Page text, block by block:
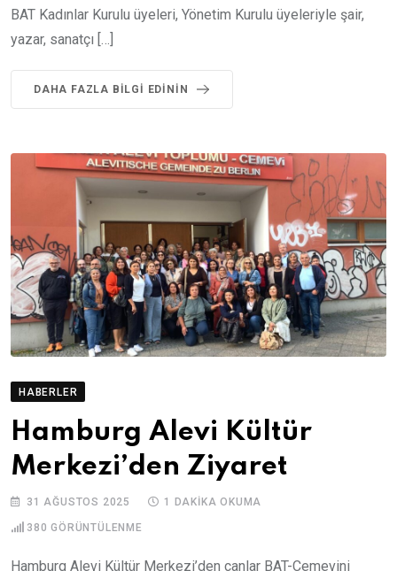
BAT Kadınlar Kurulu üyeleri, Yönetim Kurulu üyeleriyle şair,
yazar, sanatçı […]
DAHA FAZLA BILGI EDININ
HABERLER
Hamburg Alevi Kültür
Merkezi’den Ziyaret
31 AĞUSTOS 2025 1 DAKIKA OKUMA
380 GÖRÜNTÜLENME
Hamburg Alevi Kültür Merkezi’den canlar BAT-Cemevini